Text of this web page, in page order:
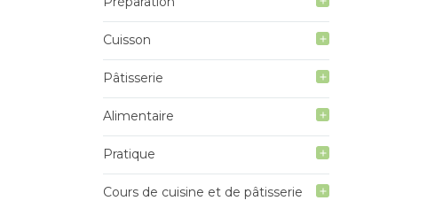
Cuisson add
Pâtisserie add
Alimentaire add
Pratique add
Cours de cuisine et de pâtisserie add